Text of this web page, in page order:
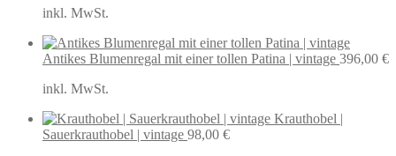
inkl. MwSt.
Antikes Blumenregal mit einer tollen Patina | vintage 396,00 €
inkl. MwSt.
Krauthobel |
Sauerkrauthobel | vintage 98,00 €